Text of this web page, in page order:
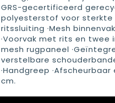
GRS-gecertificeerd
polyesterstof voor sterkte
ritssluiting ·Mesh
·Voorvak met rits en twee
mesh rugpaneel
verstelbare
·Handgreep
cm.